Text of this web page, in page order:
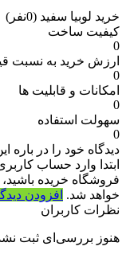
خرید لوبیا سفید (0نفر)
کیفیت ساخت
0
ارزش خرید به نسبت
0
امکانات و قابلیت ها
0
سهولت استفاده
0
دیدگاه خود را در باره
ابتدا وارد حساب
فروشگاه خریده
خواهد شد. افزودن
نظرات کاربران
هنوز بررسی‌ای ثبت